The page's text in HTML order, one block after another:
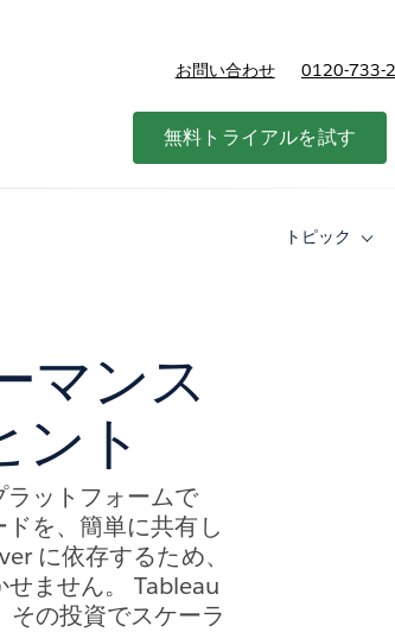
と価格
お問い合わせ 0120-733-
無料トライアルを試す
トピック
マンス
ント
ラットフォームで
を、簡単に共有し
に依存するため、
ません。 Tableau
の投資でスケーラ